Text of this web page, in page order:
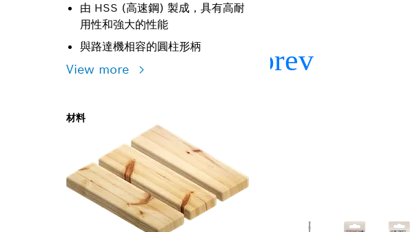
由 HSS (高速鋼) 製成，具有高耐
用性和強大的性能
與路達機相容的圓柱形柄
View more
材料